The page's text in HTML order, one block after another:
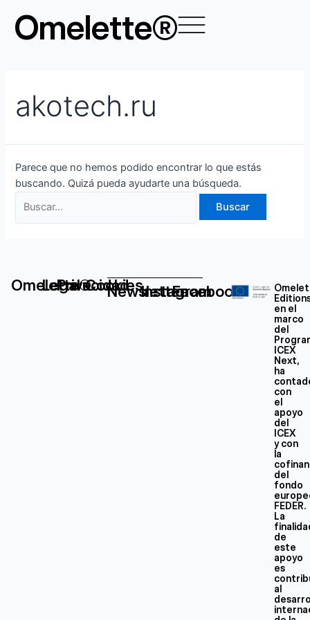
contenido
Omelette®
akotech.ru
Parece que no hemos podido encontrar lo que estás
buscando. Quizá pueda ayudarte una búsqueda.
por:
Omelette®
Legal
Privacidad
Cookies
Newsletter
Instagram
Facebook
en el
marco
del
ICEX
Next,
ha
con
el
apoyo
del
ICEX
y con
la
del
fondo
FEDER.
La
de
este
apoyo
es
al